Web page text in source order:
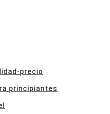
precio
principiantes